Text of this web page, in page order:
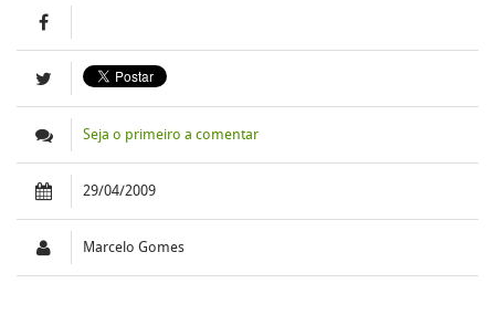
Seja o primeiro a comentar
29/04/2009
Marcelo Gomes